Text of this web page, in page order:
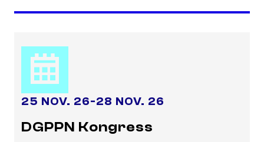
25 NOV. 26-28 NOV. 26
DGPPN Kongress